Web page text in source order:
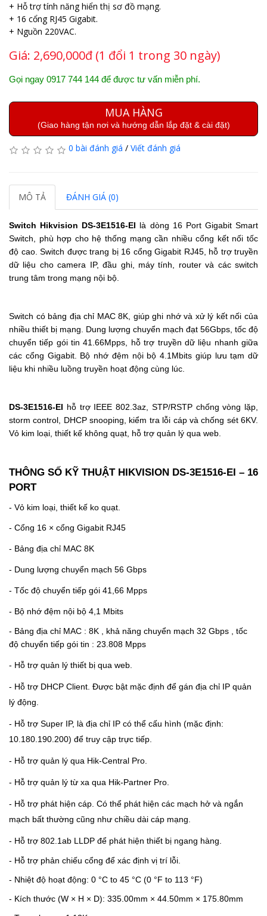
+ Hỗ trợ tính năng hiển thị sơ đồ mạng.
+ 16 cổng RJ45 Gigabit.
+ Nguồn 220VAC.
Giá: 2,690,000đ (1 đổi 1 trong 30 ngày)
Gọi ngay 0917 744 144 để được tư vấn miễn phí.
MUA HÀNG
(Giao hàng tận nơi và hướng dẫn lắp đặt & cài đặt)
0 bài đánh giá / Viết đánh giá
MÔ TẢ ĐÁNH GIÁ (0)
Switch Hikvision DS-3E1516-EI là dòng 16 Port Gigabit Smart
Switch , phù hợp cho hệ thống mạng cần nhiều cổng kết nối tốc
độ cao. Switch được trang bị 16 cổng Gigabit RJ45, hỗ trợ truyền
dữ liệu cho camera IP, đầu ghi, máy tính, router và các switch
trung tâm trong mạng nội bộ.
Switch có bảng địa chỉ MAC 8K , giúp ghi nhớ và xử lý kết nối của
nhiều thiết bị mạng. Dung lượng chuyển mạch đạt 56Gbps , tốc độ
chuyển tiếp gói tin41.66Mpps , hỗ trợ truyền dữ liệu nhanh giữa
các cổng Gigabit. Bộ nhớ đệm nội bộ 4.1Mbits giúp lưu tạm dữ
liệu khi nhiều luồng truyền hoạt động cùng lúc.
DS-3E1516-EI hỗ trợ IEEE 802.3az STP/RSTP chống vòng lặp
storm control, DHCP snooping, kiểm tra lỗi cáp và chống sét 6KV.
Vỏ kim loại, thiết kế không quạt, hỗ trợ quản lý qua web.
THÔNG SỐ KỸ THUẬT HIKVISION DS-3E1516-EI – 16
PORT
- Vỏ kim loại, thiết kế ko quạt.
- Cổng 16 × cổng Gigabit RJ45
- Bảng địa chỉ MAC 8K
- Dung lượng chuyển mạch 56 Gbps
- Tốc độ chuyển tiếp gói 41,66 Mpps
- Bộ nhớ đệm nội bộ 4,1 Mbits
- Bảng địa chỉ MAC : 8K , khả năng chuyển mạch 32 Gbps , tốc
độ chuyển tiếp gói tin : 23.808 Mpps
- Hỗ trợ quản lý thiết bị qua web.
- Hỗ trợ DHCP Client. Được bật mặc định để gán địa chỉ IP quản
lý động.
- Hỗ trợ Super IP, là địa chỉ IP có thể cấu hình (mặc định:
10.180.190.200) để truy cập trực tiếp.
- Hỗ trợ quản lý qua Hik-Central Pro.
- Hỗ trợ quản lý từ xa qua Hik-Partner Pro.
- Hỗ trợ phát hiện cáp. Có thể phát hiện các mạch hở và ngắn
mạch bất thường cũng như chiều dài cáp mạng.
- Hỗ trợ 802.1ab LLDP để phát hiện thiết bị ngang hàng.
- Hỗ trợ phản chiếu cổng để xác định vị trí lỗi.
- Nhiệt độ hoạt động: 0 °C to 45 °C (0 °F to 113 °F)
- Kích thước (W × H × D): 335.00mm × 44.50mm × 175.80mm